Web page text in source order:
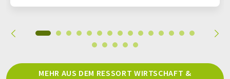
MEHR AUS DEM RESSORT WIRTSCHAFT &